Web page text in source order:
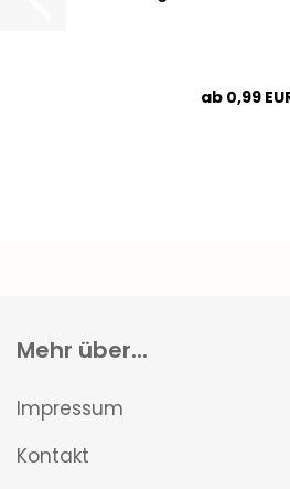
ab 0,99
Mehr über...
Impressum
Kontakt